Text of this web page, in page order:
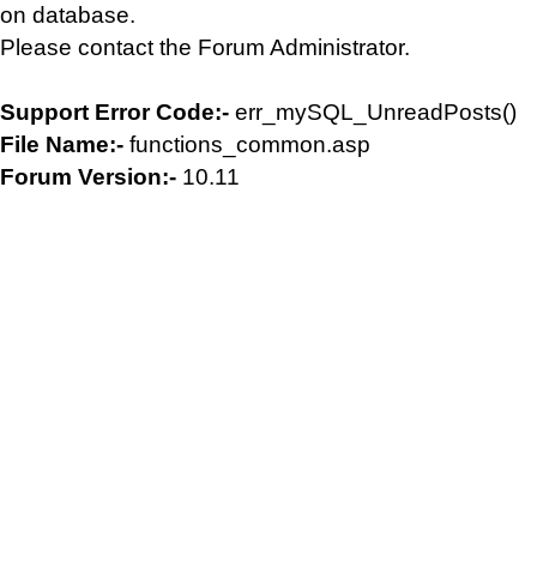
on database.
Please contact the Forum Administrator.
Support Error Code:- err_mySQL_UnreadPosts()
File Name:- functions_common.asp
Forum Version:- 10.11